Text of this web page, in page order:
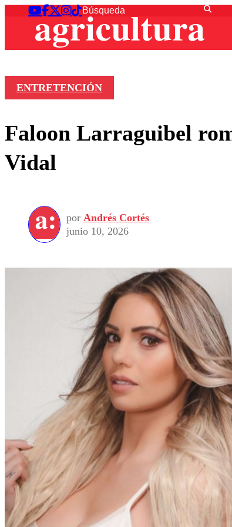
ENTRETENCIÓN
Faloon Larraguibel
Vidal
por Andrés Cortés
junio 10, 2026